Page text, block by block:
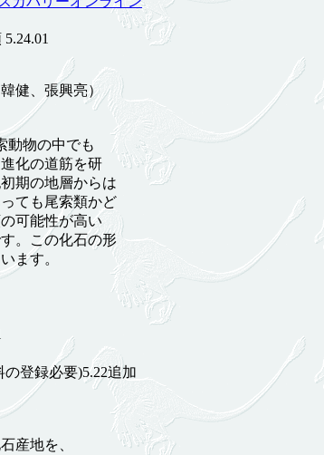
、張興亮）
物の中でも
化の道筋を研
期の地層からは
ても尾索類かど
可能性が高い
。この化石の形
ます。
の登録必要)5.22追加
産地を、